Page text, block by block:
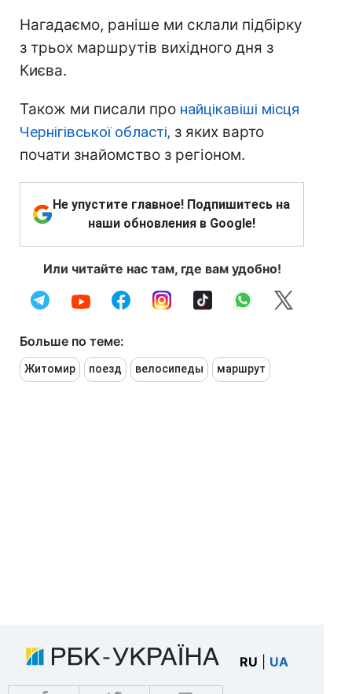
Нагадаємо, раніше ми склали підбірку
з трьох маршрутів вихідного дня з
Києва.
Також ми писали про найцікавіші місця
Чернігівської області, з яких варто
почати знайомство з регіоном.
Не упустите главное! Подпишитесь на
наши обновления в Google!
Или читайте нас там, где вам удобно!
Больше по теме:
Житомир поезд велосипеды маршрут
RU UA